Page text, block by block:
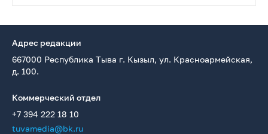
Адрес редакции
667000 Республика Тыва г. Кызыл, ул. Красноармейская,
д. 100.
Коммерческий отдел
+7 394 222 18 10
tuvamedia@bk.ru